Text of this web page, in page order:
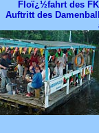
Floï¿½fahrt des
Auftritt des